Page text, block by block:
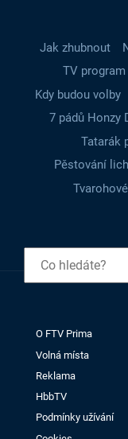
Jak zhubnout
TV program
Kdy budou volby
7 pádů Honzy
Tatarák
Pěstování
O FTV Prima
Volná místa
Reklama
HbbTV
Podmínky užívání